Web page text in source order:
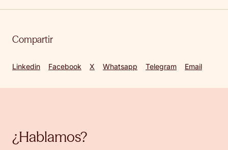
Compartir
Linkedin Facebook X Whatsapp Telegram Email
¿Hablamos?